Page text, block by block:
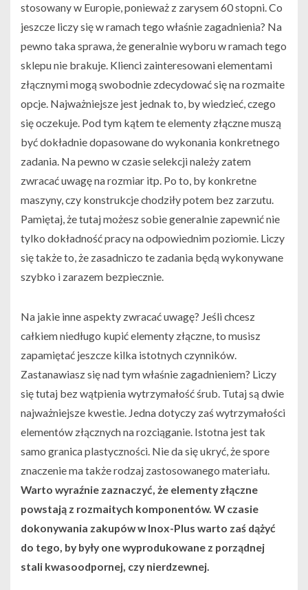
stosowany w Europie, ponieważ z zarysem 60 stopni. Co
jeszcze liczy się w ramach tego właśnie zagadnienia? Na
pewno taka sprawa, że generalnie wyboru w ramach tego
sklepu nie brakuje. Klienci zainteresowani elementami
złącznymi mogą swobodnie zdecydować się na rozmaite
opcje. Najważniejsze jest jednak to, by wiedzieć, czego
się oczekuje. Pod tym kątem te elementy złączne muszą
być dokładnie dopasowane do wykonania konkretnego
zadania. Na pewno w czasie selekcji należy zatem
zwracać uwagę na rozmiar itp. Po to, by konkretne
maszyny, czy konstrukcje chodziły potem bez zarzutu.
Pamiętaj, że tutaj możesz sobie generalnie zapewnić nie
tylko dokładność pracy na odpowiednim poziomie. Liczy
się także to, że zasadniczo te zadania będą wykonywane
szybko i zarazem bezpiecznie.
Na jakie inne aspekty zwracać uwagę? Jeśli chcesz
całkiem niedługo kupić elementy złączne, to musisz
zapamiętać jeszcze kilka istotnych czynników.
Zastanawiasz się nad tym właśnie zagadnieniem? Liczy
się tutaj bez wątpienia wytrzymałość śrub. Tutaj są dwie
najważniejsze kwestie. Jedna dotyczy zaś wytrzymałości
elementów złącznych na rozciąganie. Istotna jest tak
samo granica plastyczności. Nie da się ukryć, że spore
znaczenie ma także rodzaj zastosowanego materiału.
Warto wyraźnie zaznaczyć, że elementy złączne
powstają z rozmaitych komponentów. W czasie
dokonywania zakupów w Inox-Plus warto zaś dążyć
do tego, by były one wyprodukowane z porządnej
stali kwasoodpornej, czy nierdzewnej.